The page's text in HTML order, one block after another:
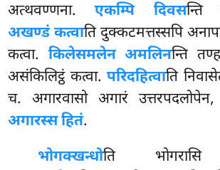
अत्थवण्णना.एकम्पि दिवसन्ति
अखण्डं कत्वाति दुक्कटमत्तस्सपि
कत्वा. किलेसमलेन अमलिनन्ति
असंकिलिट्ठं कत्वा.परिदहित्वाति
च. अगारवासो अगारं
अगारस्स हितं.
भोगक्खन्धोति